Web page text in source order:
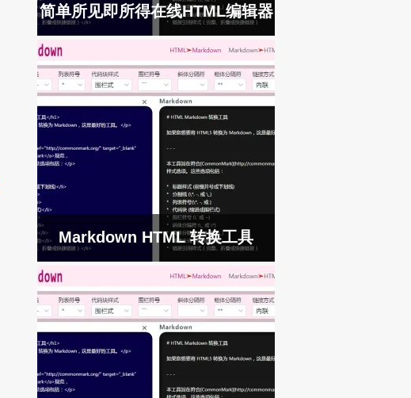
简单所见即所得在线HTML编辑器
Markdown HTML 转换工具